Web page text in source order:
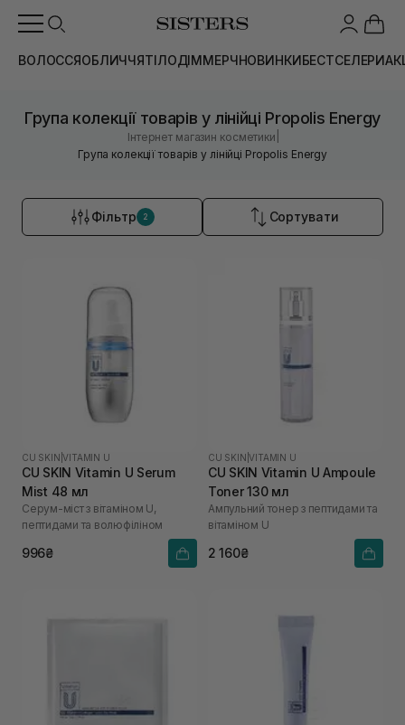
ВОЛОССЯОБЛИЧЧЯТІЛОДІММЕРЧНОВИНКИБЕСТСЕЛЕРИ
Група колекції товарів у лінійці Propolis Energy
Інтернет магазин косметики
Група колекції товарів у лінійці Propolis Energy
Фільтр 2 Сортувати
CU SKIN |VITAMIN U
CU SKIN Vitamin U Serum
Mist 48 мл
Серум-міст з вітаміном U,
пептидами та волюфіліном
996₴
CU SKIN |VITAMIN U
CU SKIN Vitamin U Ampoule
Toner 130 мл
Ампульний тонер з пептидами та
вітаміном U
2 160₴